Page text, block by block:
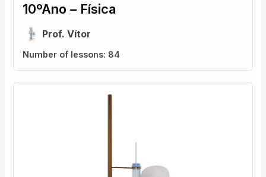
10ºAno – Física
Prof. Vítor
Number of lessons: 84